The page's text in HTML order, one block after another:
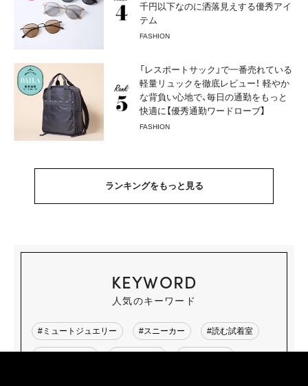
千円以下なのに洒落見えする優秀アイ
テム
FASHION
「レスポートサック」で一番売れている
軽量リュックを徹底レビュー！ 軽やか
な背負い心地で、毎日の通勤をもっと
快適に【優秀通勤ワードローブ】
FASHION
ランキングをもっと見る
KEYWORD
人気のキーワード
#ミュートジュエリー #スニーカー #読む試着室